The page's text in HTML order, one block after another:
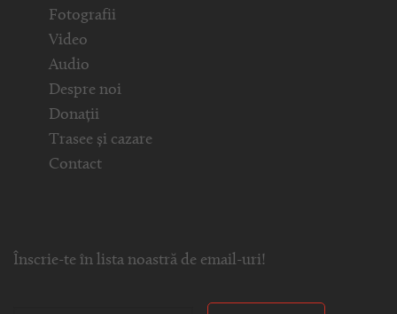
Fotografii
Video
Audio
Despre noi
Donații
Trasee și cazare
Contact
Înscrie-te în lista noastră de email-uri!